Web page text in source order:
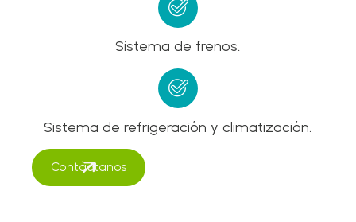
Sistema de frenos.
Sistema de refrigeración y climatización.
Contáctanos